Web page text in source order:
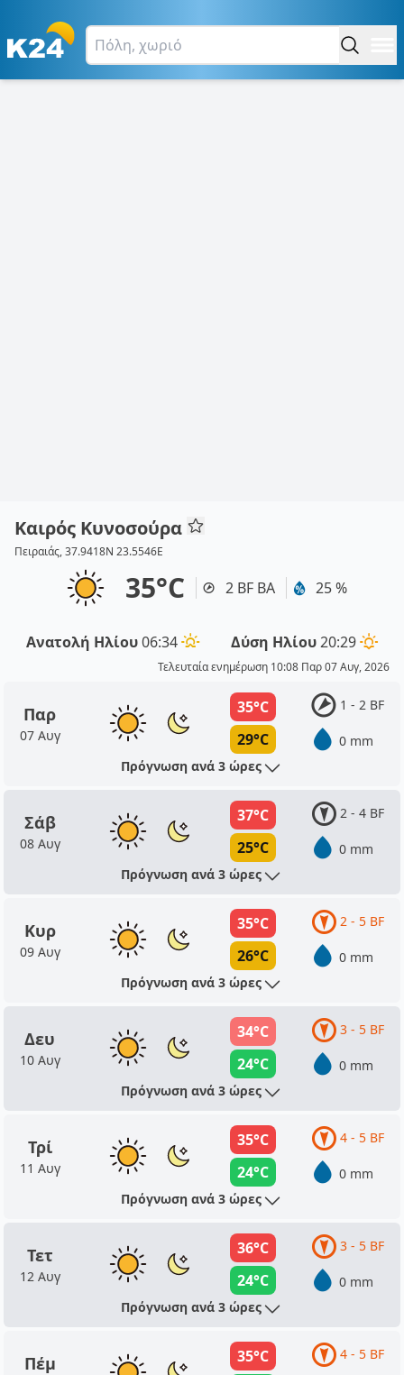
Καιρός Κυνοσούρα
Πειραιάς, 37.9418N 23.5546E
35°C 2 BF ΒΑ 25 %
Ανατολή Ηλίου06:34 Δύση Ηλίου20:29
Τελευταία ενημέρωση 10:08 Παρ 07 Αυγ, 2026
Παρ
07 Αυγ
35°C
29°C
1 - 2 BF
0 mm
Πρόγνωση ανά 3 ώρες
Σάβ
08 Αυγ
37°C
25°C
2 - 4 BF
0 mm
Πρόγνωση ανά 3 ώρες
Κυρ
09 Αυγ
35°C
26°C
2 - 5 BF
0 mm
Πρόγνωση ανά 3 ώρες
Δευ
10 Αυγ
34°C
24°C
3 - 5 BF
0 mm
Πρόγνωση ανά 3 ώρες
Τρί
11 Αυγ
35°C
24°C
4 - 5 BF
0 mm
Πρόγνωση ανά 3 ώρες
Τετ
12 Αυγ
36°C
24°C
3 - 5 BF
0 mm
Πρόγνωση ανά 3 ώρες
Πέμ
35°C
4 - 5 BF